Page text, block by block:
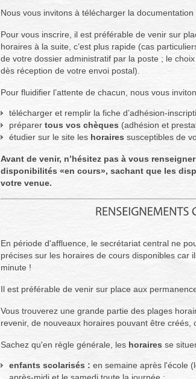
Nous vous invitons à télécharger la
Pour vous inscrire, il est préférable de venir sur
horaires à la suite, c’est plus rapide (cas
de votre dossier administratif par la poste ; le
dès réception de votre envoi postal).
Pour fluidifier l’attente de chacun, nous vous
télécharger et remplir la fiche d’adhésion-
préparer tous vos chèques (adhésion et
étudier sur le site les horaires susceptibles de
Avant de venir, n’hésitez pas à vous
disponibilités «en cours», sachant que les
votre venue.
En période d'affluence, le secrétariat central ne
précises sur les horaires de cours disponibles car
minute !
Il est préférable de venir sur place aux
Vous trouverez une grande partie des plages
revenir, de nouveaux horaires pouvant être créés,
Sachez qu'en règle générale, les horaires se
enfants scolarisés : en semaine après l'école